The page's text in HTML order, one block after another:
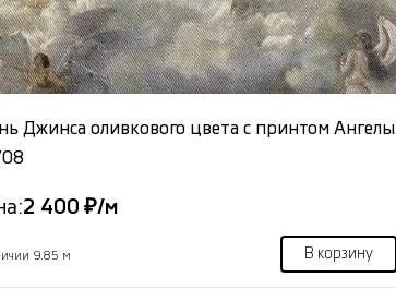
Джинса оливкового цвета с принтом Ангелы
2 400 ₽/м
9.85 м В корзину